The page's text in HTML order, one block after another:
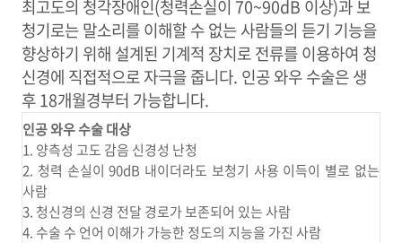
최고도의 청각장애인(청력손실이 70~90dB 이상)과 보
청기로는 말소리를 이해할 수 없는 사람들의 듣기 기능을
향상하기 위해 설계된 기계적 장치로 전류를 이용하여 청
신경에 직접적으로 자극을 줍니다. 인공 와우 수술은 생
후 18개월경부터 가능합니다.
인공 와우 수술 대상
1. 양측성 고도 감음 신경성 난청
2. 청력 손실이 90dB 내이더라도 보청기 사용 이득이 별로 없는
사람
3. 청신경의 신경 전달 경로가 보존되어 있는 사람
4. 수술 수 언어 이해가 가능한 정도의 지능을 가진 사람